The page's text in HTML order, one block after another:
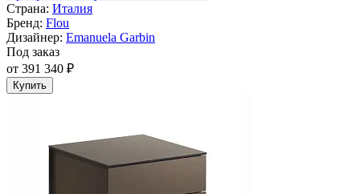
Страна: Италия
Бренд: Flou
Дизайнер: Emanuela Garbin
Под заказ
от 391 340 ₽
Купить